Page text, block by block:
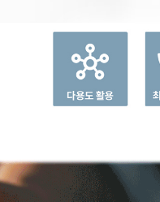
페이코 라이